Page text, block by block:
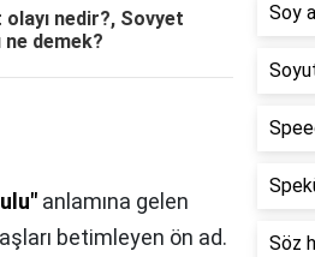
nedir?, Sovyet
demek?
anlamına gelen
betimleyen ön ad.
Soy
Söz